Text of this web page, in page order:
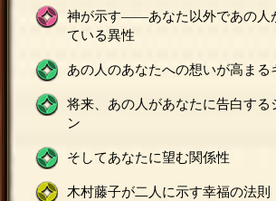
神が示す——あなた以外であの人
ている異性
あの人のあなたへの想いが高まる
将来、あの人があなたに告白する
ン
そしてあなたに望む関係性
木村藤子が二人に示す幸福の法則